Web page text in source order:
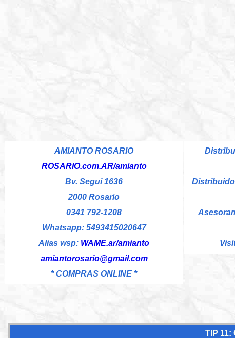
AMIANTO ROSARIO
ROSARIO.com.AR/amianto
Bv. Segui 1636
2000 Rosario
0341 792-1208
Whatsapp: 5493415020647
Alias wsp: WAME.ar/amianto
amiantorosario@gmail.com
* COMPRAS ONLINE *
TIP